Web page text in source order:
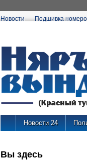
Новости Подшивка
Новости 24
Вы здесь